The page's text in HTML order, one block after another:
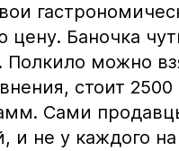
цену. Баночка
Полкило можно
стоит
Сами
и не у каждого